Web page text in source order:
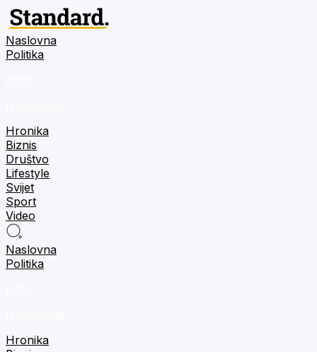
Naslovna
Politika
Hronika
Biznis
Društvo
Lifestyle
Svijet
Sport
Video
Naslovna
Politika
Hronika